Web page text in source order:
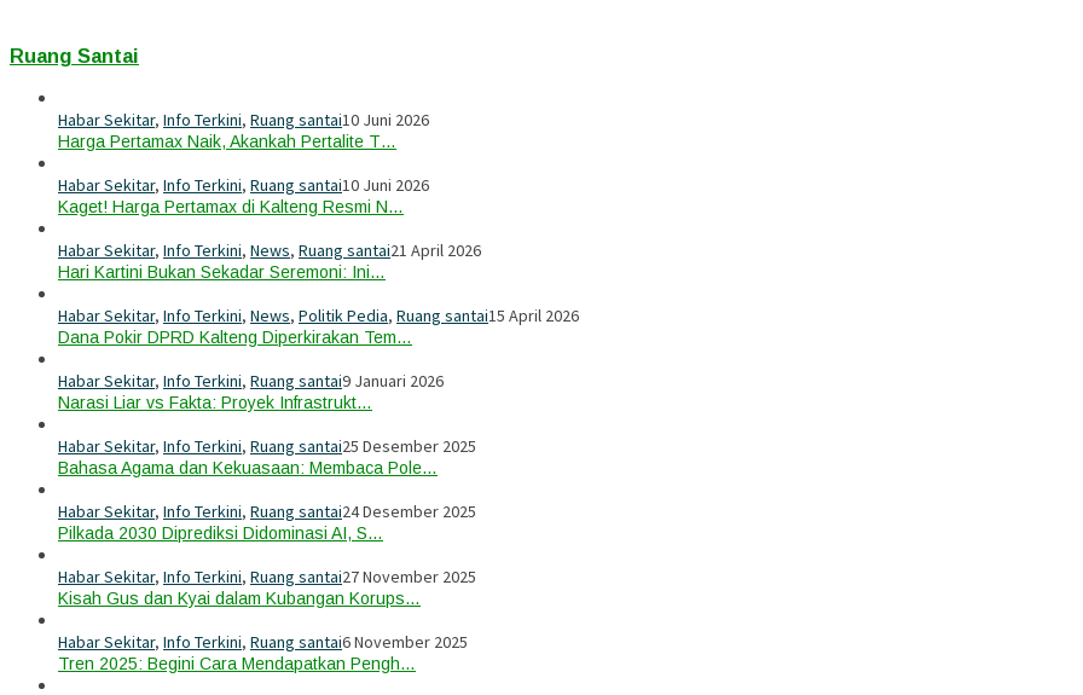
Ruang Santai
Habar Sekitar, Info Terkini, Ruang santai10 Juni 2026
Harga Pertamax Naik, Akankah Pertalite T…
Habar Sekitar, Info Terkini, Ruang santai10 Juni 2026
Kaget! Harga Pertamax di Kalteng Resmi N…
Habar Sekitar, Info Terkini, News, Ruang santai21 April 2026
Hari Kartini Bukan Sekadar Seremoni: Ini…
Habar Sekitar, Info Terkini, News, Politik Pedia, Ruang santai15 April 2026
Dana Pokir DPRD Kalteng Diperkirakan Tem…
Habar Sekitar, Info Terkini, Ruang santai9 Januari 2026
Narasi Liar vs Fakta: Proyek Infrastrukt…
Habar Sekitar, Info Terkini, Ruang santai25 Desember 2025
Bahasa Agama dan Kekuasaan: Membaca Pole…
Habar Sekitar, Info Terkini, Ruang santai24 Desember 2025
Pilkada 2030 Diprediksi Didominasi AI, S…
Habar Sekitar, Info Terkini, Ruang santai27 November 2025
Kisah Gus dan Kyai dalam Kubangan Korups…
Habar Sekitar, Info Terkini, Ruang santai6 November 2025
Tren 2025: Begini Cara Mendapatkan Pengh…